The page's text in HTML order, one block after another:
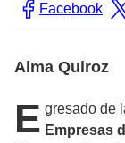
Facebook
Alma Quiroz
E gresado de
Empresas